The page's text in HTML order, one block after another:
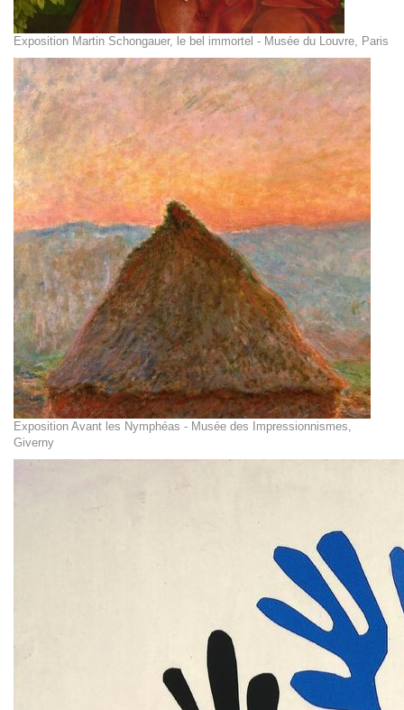
Exposition Martin Schongauer, le bel immortel - Musée du Louvre, Paris
Exposition Avant les Nymphéas - Musée des Impressionnismes,
Giverny